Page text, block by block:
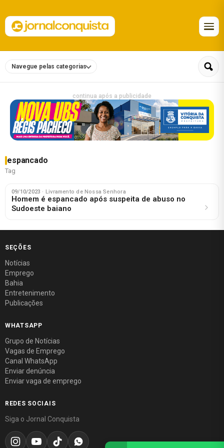
Navegue pelas categorias
continua após a publicidade
espancado
Tag
09/10/2023 · Livramento de Nossa Senhora
Homem é espancado após suspeita de abuso no
Sudoeste baiano
SEÇÕES
Notícias
Emprego
Bahia
Entretenimento
Publicações
WHATSAPP
Grupo de Notícias
Vagas de Emprego
Canal WhatsApp
Enviar denúncia
Enviar vaga de emprego
REDES SOCIAIS
Siga o Jornal Conquista